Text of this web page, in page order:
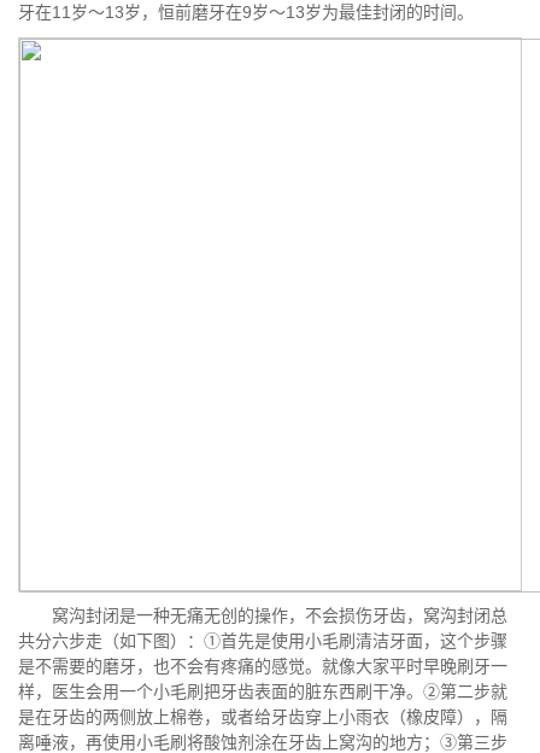
牙在11岁～13岁，恒前磨牙在9岁～13岁为最佳封闭的时间。
窝沟封闭是一种无痛无创的操作，不会损伤牙齿，窝沟封闭总
共分六步走（如下图）：①首先是使用小毛刷清洁牙面，这个步骤
是不需要的磨牙，也不会有疼痛的感觉。就像大家平时早晚刷牙一
样，医生会用一个小毛刷把牙齿表面的脏东西刷干净。②第二步就
是在牙齿的两侧放上棉卷，或者给牙齿穿上小雨衣（橡皮障），隔
离唾液，再使用小毛刷将酸蚀剂涂在牙齿上窝沟的地方；③第三步